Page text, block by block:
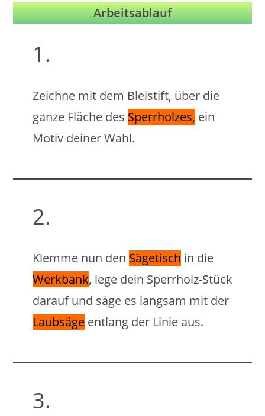
Arbeitsablauf
1.
Zeichne mit dem Bleistift, über die
ganze Fläche des Sperrholzes, ein
Motiv deiner Wahl.
2.
Klemme nun den Sägetisch in die
Werkbank, lege dein Sperrholz-Stück
darauf und säge es langsam mit der
Laubsägeentlang der Linie aus.
3.